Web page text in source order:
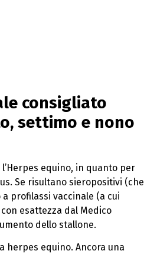
consigliato
settimo e nono
equino, in quanto per
Se risultano sieropositivi (che
profilassi vaccinale (a cui
esattezza dal Medico
dello stallone.
herpes equino. Ancora una